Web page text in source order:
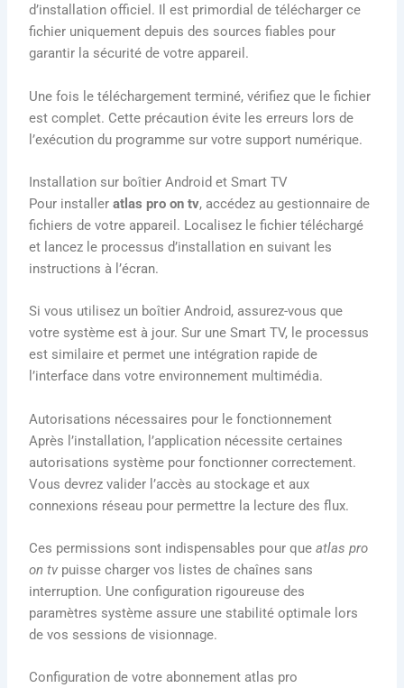
d’installation officiel. Il est primordial de télécharger ce
fichier uniquement depuis des sources fiables pour
garantir la sécurité de votre appareil.
Une fois le téléchargement terminé, vérifiez que le fichier
est complet. Cette précaution évite les erreurs lors de
l’exécution du programme sur votre support numérique.
Installation sur boîtier Android et Smart TV
Pour installeratlas pro on tv, accédez au gestionnaire de
fichiers de votre appareil. Localisez le fichier téléchargé
et lancez le processus d’installation en suivant les
instructions à l’écran.
Si vous utilisez un boîtier Android, assurez-vous que
votre système est à jour. Sur une Smart TV, le processus
est similaire et permet une intégration rapide de
l’interface dans votre environnement multimédia.
Autorisations nécessaires pour le fonctionnement
Après l’installation, l’application nécessite certaines
autorisations système pour fonctionner correctement.
Vous devrez valider l’accès au stockage et aux
connexions réseau pour permettre la lecture des flux.
Ces permissions sont indispensables pour queatlas pro
on tv puisse charger vos listes de chaînes sans
interruption. Une configuration rigoureuse des
paramètres système assure une stabilité optimale lors
de vos sessions de visionnage.
Configuration de votre abonnement atlas pro